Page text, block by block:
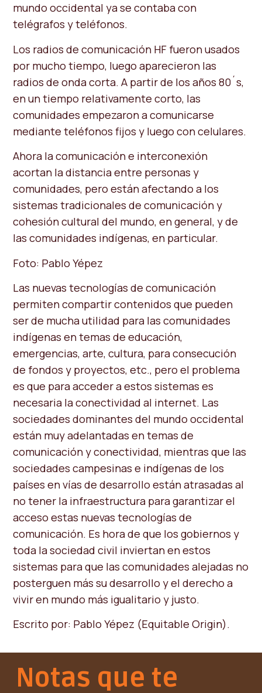
mundo occidental ya se contaba con
telégrafos y teléfonos.
Los radios de comunicación HF fueron usados
por mucho tiempo, luego aparecieron las
radios de onda corta. A partir de los años 80´s,
en un tiempo relativamente corto, las
comunidades empezaron a comunicarse
mediante teléfonos fijos y luego con celulares.
Ahora la comunicación e interconexión
acortan la distancia entre personas y
comunidades, pero están afectando a los
sistemas tradicionales de comunicación y
cohesión cultural del mundo, en general, y de
las comunidades indígenas, en particular.
Foto: Pablo Yépez
Las nuevas tecnologías de comunicación
permiten compartir contenidos que pueden
ser de mucha utilidad para las comunidades
indígenas en temas de educación,
emergencias, arte, cultura, para consecución
de fondos y proyectos, etc., pero el problema
es que para acceder a estos sistemas es
necesaria la conectividad al internet. Las
sociedades dominantes del mundo occidental
están muy adelantadas en temas de
comunicación y conectividad, mientras que las
sociedades campesinas e indígenas de los
países en vías de desarrollo están atrasadas al
no tener la infraestructura para garantizar el
acceso estas nuevas tecnologías de
comunicación. Es hora de que los gobiernos y
toda la sociedad civil inviertan en estos
sistemas para que las comunidades alejadas no
posterguen más su desarrollo y el derecho a
vivir en mundo más igualitario y justo.
Escrito por: Pablo Yépez (Equitable Origin).
Notas que te